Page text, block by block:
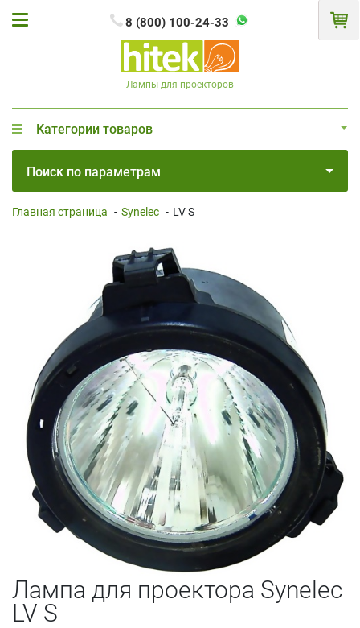
8 (800) 100-24-33
Лампы для проекторов
Категории товаров
Поиск по параметрам
Главная страница - Synelec - LV S
Лампа для проектора Synelec
LV S